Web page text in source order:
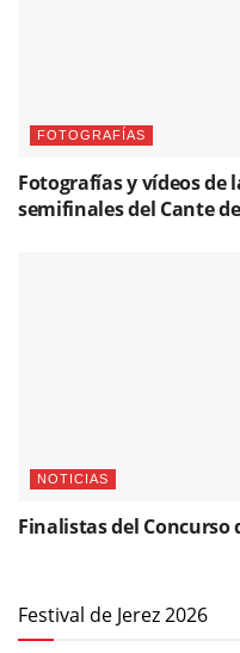
FOTOGRAFÍAS
Fotografías y vídeos de
semifinales del Cante
NOTICIAS
Finalistas del Concurso
Festival de Jerez 2026